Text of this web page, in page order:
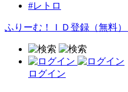
#レトロ
ふりーむ！ＩＤ登録（無料）
ログイン